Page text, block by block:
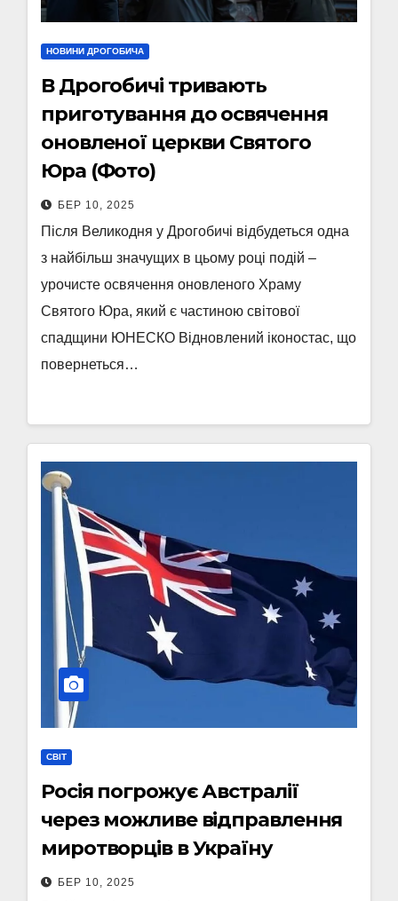
НОВИНИ ДРОГОБИЧА
В Дрогобичі тривають
приготування до освячення
оновленої церкви Святого
Юра (Фото)
БЕР 10, 2025
Після Великодня у Дрогобичі відбудеться одна
з найбільш значущих в цьому році подій –
урочисте освячення оновленого Храму
Святого Юра, який є частиною світової
спадщини ЮНЕСКО Відновлений іконостас, що
повернеться…
СВІТ
Росія погрожує Австралії
через можливе відправлення
миротворців в Україну
БЕР 10, 2025